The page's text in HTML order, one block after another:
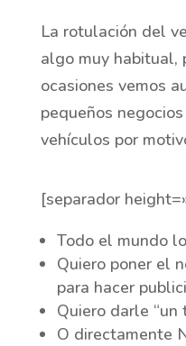
La rotulación del
algo muy habitual,
ocasiones vemos
pequeños
vehículos por
[separador
Todo el mundo
Quiero poner el
para hacer
Quiero darle
O directamente